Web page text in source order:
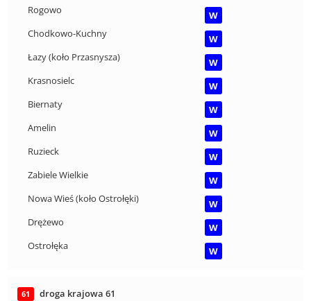
Rogowo
W
Chodkowo-Kuchny
W
Łazy (koło Przasnysza)
W
Krasnosielc
W
Biernaty
W
Amelin
W
Ruzieck
W
Zabiele Wielkie
W
Nowa Wieś (koło Ostrołęki)
W
Drężewo
W
Ostrołęka
W
61
droga krajowa 61